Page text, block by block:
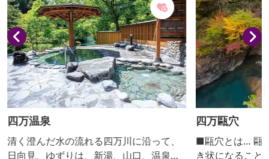
四万温泉
清く澄んだ水の流れる四万川に沿って、
日向見、ゆずりは、新湯、山口、温泉口
四万甌穴
■甌穴とは… 甌
き状になること